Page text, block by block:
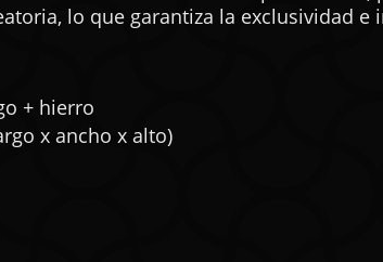
lo que garantiza la exclusividad
+ hierro
x ancho x alto)